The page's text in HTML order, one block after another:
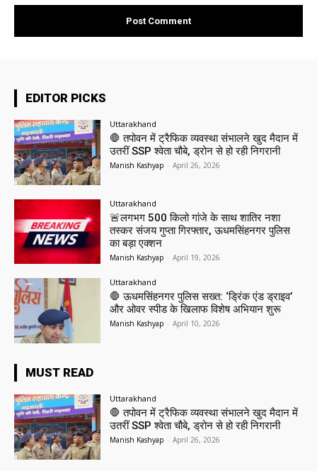
EDITOR PICKS
Uttarakhand
🛑 तपोवन में ट्रैफिक व्यवस्था संभालने खुद मैदान में
उतरीं SSP श्वेता चौबे, ड्रोन से हो रही निगरानी
Manish Kashyap - April 26, 2026
Uttarakhand
🚨लगभग 500 किलो गांजे के साथ शातिर नशा
तस्कर संजय गुप्ता गिरफ्तार, ऊधमसिंहनगर पुलिस
का बड़ा एक्शन
Manish Kashyap - April 19, 2026
Uttarakhand
🛑 ऊधमसिंहनगर पुलिस सख्त: ‘ड्रिंक एंड ड्राइव’
और ओवर स्पीड के खिलाफ विशेष अभियान शुरू
Manish Kashyap - April 10, 2026
MUST READ
Uttarakhand
🛑 तपोवन में ट्रैफिक व्यवस्था संभालने खुद मैदान में
उतरीं SSP श्वेता चौबे, ड्रोन से हो रही निगरानी
Manish Kashyap - April 26, 2026